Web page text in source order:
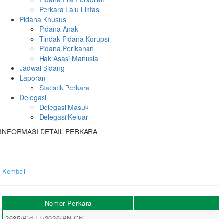
Perkara Lalu Lintas
Pidana Khusus
Pidana Anak
Tindak Pidana Korupsi
Pidana Perikanan
Hak Asasi Manusia
Jadwal Sidang
Laporan
Statistik Perkara
Delegasi
Delegasi Masuk
Delegasi Keluar
INFORMASI DETAIL PERKARA
Kembali
Nomor Perkara